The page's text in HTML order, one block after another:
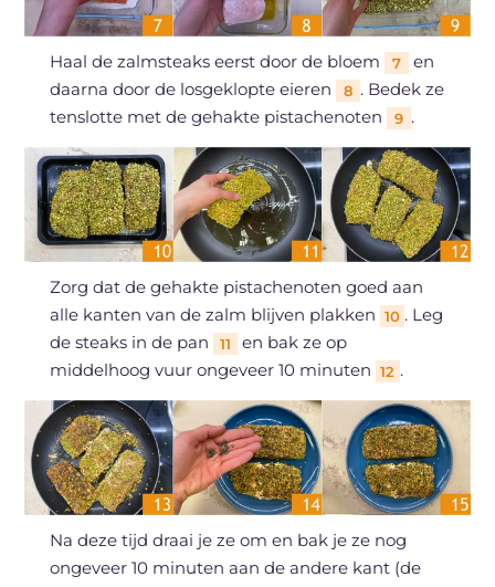
Haal de zalmsteaks eerst door de bloem 7
en
daarna door de losgeklopte eieren
8 . Bedek ze
tenslotte met de gehakte pistachenoten
9 .
Zorg dat de gehakte pistachenoten goed aan
alle kanten van de zalm blijven plakken 10 . Leg
de steaks in de pan
11
en bak ze op
middelhoog vuur ongeveer 10 minuten 12 .
Na deze tijd draai je ze om en bak je ze nog
ongeveer 10 minuten aan de andere kant (de